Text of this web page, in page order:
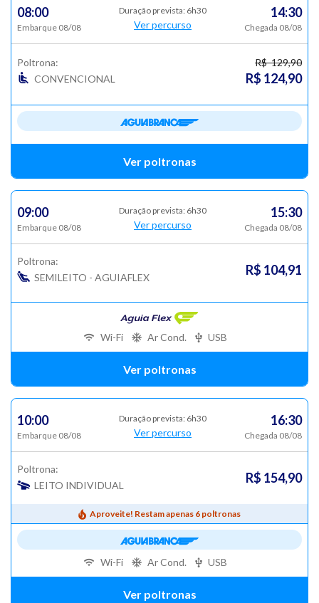
08:00
Embarque 08/08
Duração prevista: 6h30
Ver percurso
14:30
Chegada 08/08
Poltrona:
CONVENCIONAL
R$ 129,90
R$ 124,90
Ver poltronas
09:00
Embarque 08/08
Duração prevista: 6h30
Ver percurso
15:30
Chegada 08/08
Poltrona:
SEMILEITO - AGUIAFLEX
R$ 104,91
Ver poltronas
Wi-Fi Ar Cond. USB
10:00
Embarque 08/08
Duração prevista: 6h30
Ver percurso
16:30
Chegada 08/08
Poltrona:
LEITO INDIVIDUAL
R$ 154,90
Aproveite! Restam apenas 6 poltronas
Ver poltronas
Wi-Fi Ar Cond. USB